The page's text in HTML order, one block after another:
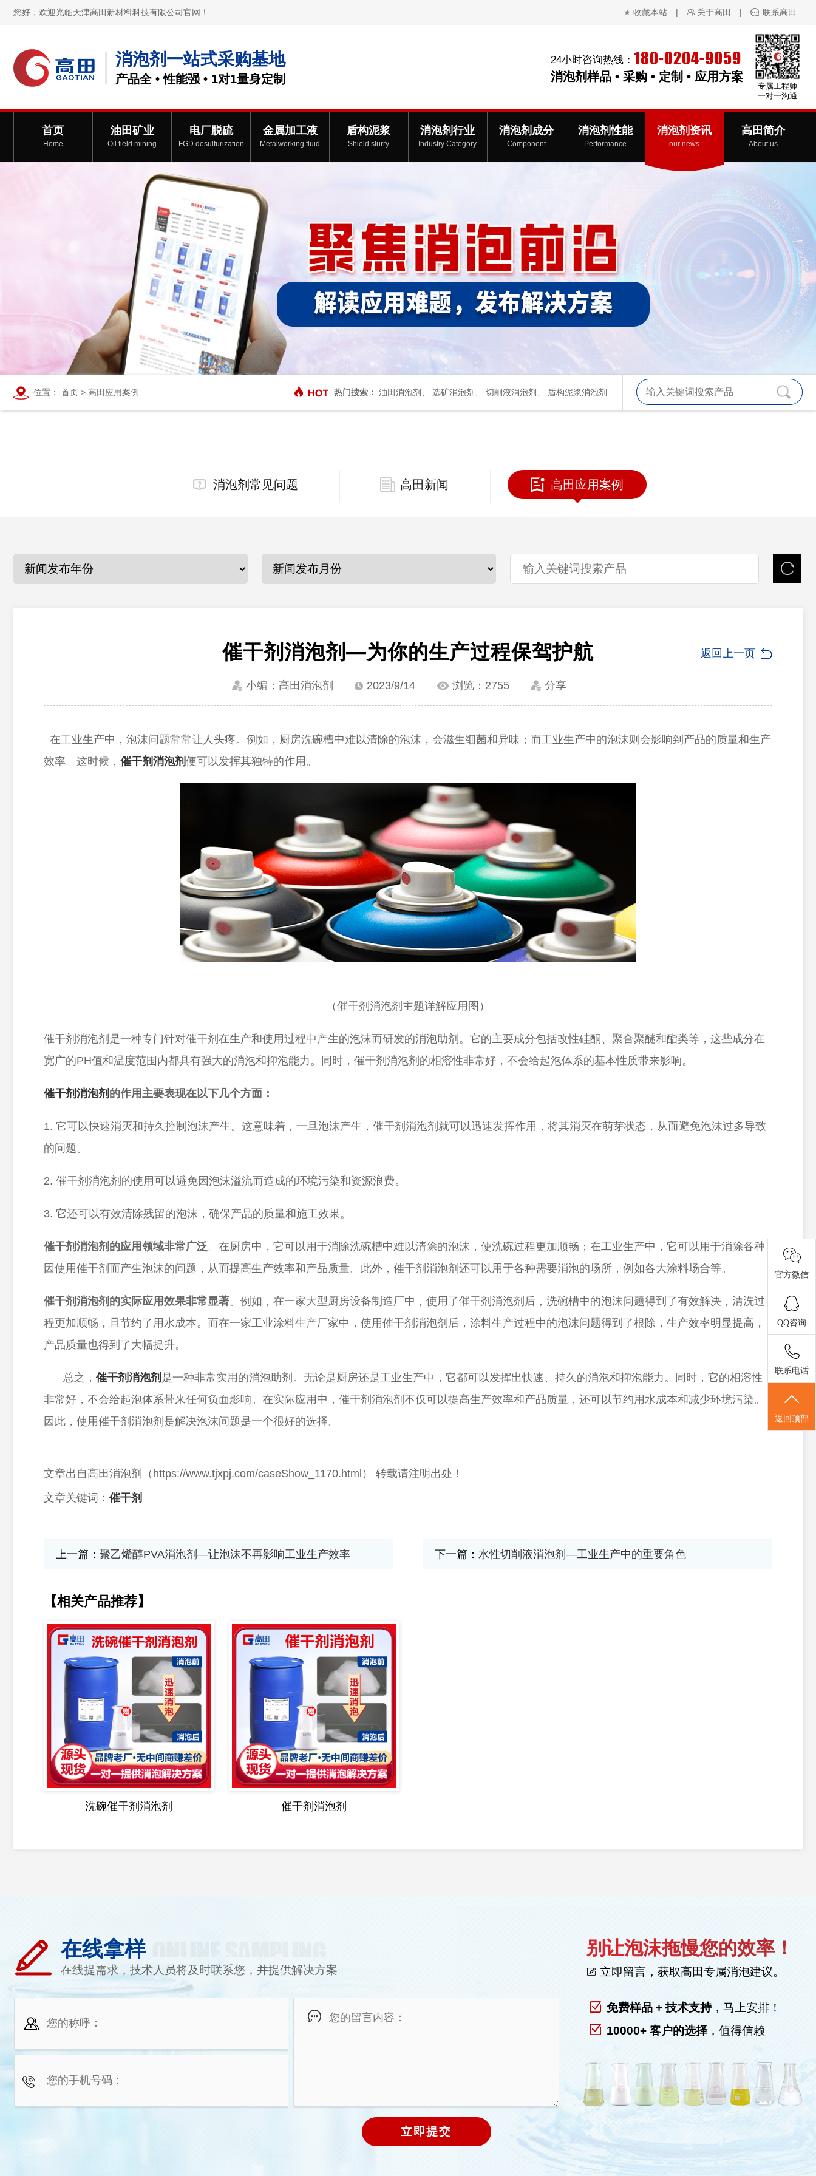
您好，欢迎光临天津高田新材料科技有限公司官网！ 收藏本站 | 关于高田 | 联系高田
消泡剂一站式采购基地
产品全 • 性能强 • 1对1量身定制
24小时咨询热线： 180-0204-9059
消泡剂样品 • 采购 • 定制 • 应用方案
专属工程师
一对一沟通
首页
Home
油田矿业
Oil field mining
电厂脱硫
FGD desulfurization
金属加工液
Metalworking fluid
盾构泥浆
Shield slurry
消泡剂行业
Industry Category
消泡剂成分
Component
消泡剂性能
Performance
消泡剂资讯
our news
高田简介
About us
位置： 首页 > 高田应用案例 热门搜索： 油田消泡剂 选矿消泡剂 切削液消泡剂 盾构泥浆消泡剂
消泡剂常见问题 高田新闻 高田应用案例
催干剂消泡剂—为你的生产过程保驾护航 返回上一页
小编：高田消泡剂 2023/9/14 浏览： 2755 分享
在工业生产中，泡沫问题常常让人头疼。例如，厨房洗碗槽中难以清除的泡沫，会滋生细菌和异味；而工业生产中的泡沫则会影响到产品的质量和生产
效率。这时候， 催干剂消泡剂便可以发挥其独特的作用。
（催干剂消泡剂主题详解应用图）
催干剂消泡剂是一种专门针对催干剂在生产和使用过程中产生的泡沫而研发的消泡助剂。它的主要成分包括改性硅酮、聚合聚醚和酯类等，这些成分在
宽广的PH值和温度范围内都具有强大的消泡和抑泡能力。同时，催干剂消泡剂的相溶性非常好，不会给起泡体系的基本性质带来影响。
催干剂消泡剂 的作用主要表现在以下几个方面 ：
1. 它可以快速消灭和持久控制 泡沫产生 。这意味着，一旦泡沫产生，催干剂消泡剂就可以迅速发挥作用，将其消灭在萌芽状态，从而避免泡沫过多导致
的问题。
2. 催干剂消泡剂的使用可以避免因泡沫溢流而造成的环境污染和资源浪费。
3. 它还可以有效清除残留的泡沫，确保产品的质量和施工效果。
催干剂消泡剂的应用领域非常广泛 。在厨房中，它可以用于消除洗碗槽中难以清除的泡沫，使洗碗过程更加顺畅；在工业生产中，它可以用于消除各种
因使用催干剂而产生泡沫的问题，从而提高生产效率和产品质量。此外，催干剂消泡剂还可以用于各种需要消泡的场所 ，例如各大涂料场合等。
催干剂消泡剂的实际应用效果非常显著。例如，在一家大型厨房设备制造厂中，使用了催干剂消泡剂后，洗碗槽中的泡沫问题得到了有效解决，清洗过
程更加顺畅，且节约了用水成本。而在一家工业涂料生产厂家中，使用催干剂消泡剂后，涂料生产过程中的泡沫问题得到了根除，生产效率明显提高，
产品质量也得到了大幅提升。
总之， 催干剂消泡剂 是一种非常实用的消泡助剂。无论是厨房还是工业生产中，它都可以发挥出快速、持久的消泡和抑泡能力。同时，它的相溶性
非常好，不会给起泡体系带来任何负面影响。在实际应用中，催干剂消泡剂不仅可以提高生产效率和产品质量，还可以节约用水成本和减少环境污染。
因此，使用催干剂消泡剂是解决泡沫问题是一个很好的选择。
文章出自高田消泡剂（ https://www.tjxpj.com/caseShow_1170.html） 转载请注明出处！
文章关键词： 催干剂
上一篇： 聚乙烯醇PVA消泡剂—让泡沫不再影响工业生产效率 下一篇： 水性切削液消泡剂—工业生产中的重要角色
【相关产品推荐】
洗碗催干剂消泡剂 催干剂消泡剂
在线拿样
在线提需求，技术人员将及时联系您，并提供解决方案
别让泡沫拖慢您的效率！
立即留言，获取高田专属消泡建议。
免费样品 + 技术支持，马上安排！
10000+ 客户的选择，值得信赖
官方微信
QQ咨询
联系电话
返回顶部